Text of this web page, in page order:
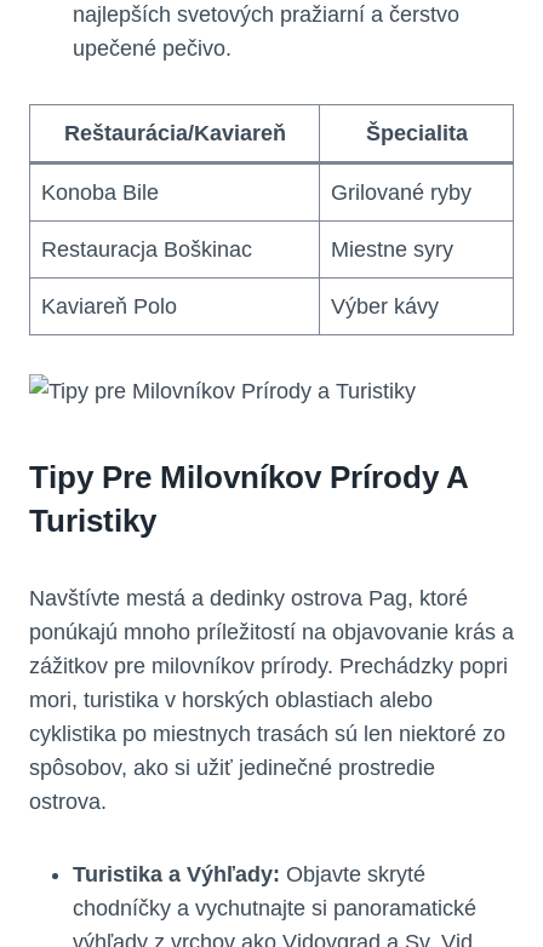
najlepších svetových pražiarní a čerstvo
upečené pečivo.
Reštaurácia/Kaviareň Špecialita
Konoba Bile Grilované ryby
Restauracja Boškinac Miestne syry
Kaviareň Polo Výber kávy
Tipy Pre Milovníkov Prírody A
Turistiky
Navštívte mestá a dedinky ostrova Pag, ktoré
ponúkajú mnoho príležitostí na objavovanie krás a
zážitkov pre milovníkov prírody. Prechádzky popri
mori, turistika v horských oblastiach alebo
cyklistika po miestnych trasách sú len niektoré zo
spôsobov, ako si užiť jedinečné prostredie
ostrova.
Turistika a Výhľady: Objavte skryté
chodníčky a vychutnajte si panoramatické
výhľady z vrchov ako Vidovgrad a Sv. Vid.